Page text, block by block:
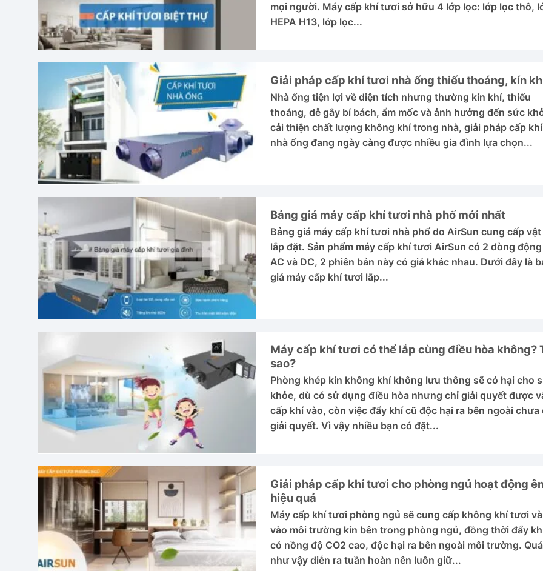
mọi người. Máy cấp khí tươi sở hữu 4 lớp lọc: lớp lọc thô,
HEPA H13, lớp lọc...
Giải pháp cấp khí tươi nhà ống thiếu thoáng, kín
Nhà ống tiện lợi về diện tích nhưng thường kín khí, thiếu
thoáng, dễ gây bí bách, ẩm mốc và ảnh hưởng đến sức
cải thiện chất lượng không khí trong nhà, giải pháp cấp
nhà ống đang ngày càng được nhiều gia đình lựa chọn...
Bảng giá máy cấp khí tươi nhà phố mới nhất
Bảng giá máy cấp khí tươi nhà phố do AirSun cung cấp
lắp đặt. Sản phẩm máy cấp khí tươi AirSun có 2 dòng
AC và DC, 2 phiên bản này có giá khác nhau. Dưới đây là
giá máy cấp khí tươi lắp...
Máy cấp khí tươi có thể lắp cùng điều hòa không?
sao?
Phòng khép kín không khí không lưu thông sẽ có hại cho
khỏe, dù có sử dụng điều hòa nhưng chỉ giải quyết được
cấp khí vào, còn việc đẩy khí cũ độc hại ra bên ngoài chưa
giải quyết. Vì vậy nhiều bạn có đặt...
Giải pháp cấp khí tươi cho phòng ngủ hoạt động
hiệu quả
Máy cấp khí tươi phòng ngủ sẽ cung cấp không khí tươi
vào môi trường kín bên trong phòng ngủ, đồng thời đẩy
có nồng độ CO2 cao, độc hại ra bên ngoài môi trường.
như vậy diễn ra tuần hoàn nên luôn giữ...